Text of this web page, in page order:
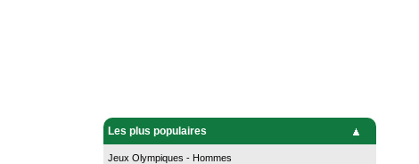
Les plus populaires
Jeux Olympiques - Hommes